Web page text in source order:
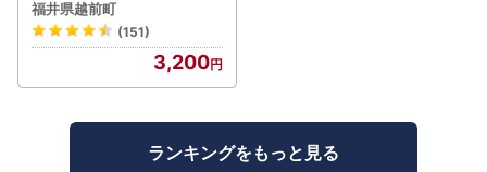
福井県越前町
(151)
3,200
ランキングをもっと見る